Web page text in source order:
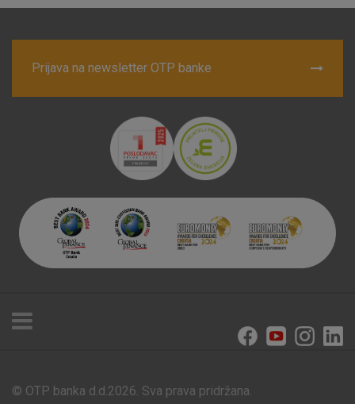
Prijava na newsletter OTP banke
Poslovnice i bankomati
© OTP banka d.d.2026. Sva prava pridržana.